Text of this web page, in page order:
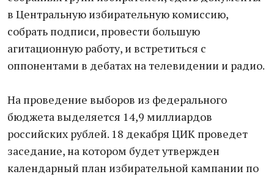
в Центральную избирательную комиссию,
собрать подписи, провести большую
агитационную работу, и встретиться с
оппонентами в дебатах на телевидении и радио.
На проведение выборов из федерального
бюджета выделяется 14,9 миллиардов
российских рублей. 18 декабря ЦИК проведет
заседание, на котором будет утвержден
календарный план избирательной кампании по